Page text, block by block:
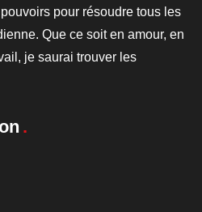
pour résoudre tous les
Que ce soit en amour, en
je saurai trouver les